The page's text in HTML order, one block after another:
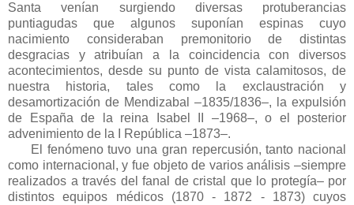
Santa venían surgiendo diversas protuberancias
puntiagudas que algunos suponían espinas cuyo
nacimiento consideraban premonitorio de distintas
desgracias y atribuían a la coincidencia con diversos
acontecimientos, desde su punto de vista calamitosos, de
nuestra historia, tales como la exclaustración y
desamortización de Mendizabal –1835/1836–, la expulsión
de España de la reina Isabel II –1968–, o el posterior
advenimiento de la I República –1873–.
El fenómeno tuvo una gran repercusión, tanto nacional
como internacional, y fue objeto de varios análisis –siempre
realizados a través del fanal de cristal que lo protegía– por
distintos equipos médicos (1870 - 1872 - 1873) cuyos